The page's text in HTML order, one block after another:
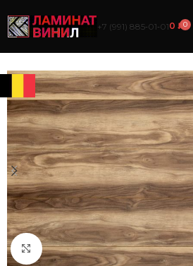
+7 (991) 885‑01‑010₽0
Нажмите, чтобы увеличить